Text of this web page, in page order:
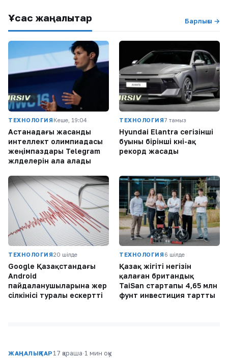
Ұқсас жаңалықтар Барлығы →
ТЕХНОЛОГИЯ Кеше, 19:04
Астанадағы жасанды
интеллект олимпиадасы
жеңімпаздары Telegram
жүлделерін ала алады
ТЕХНОЛОГИЯ7 тамыз
Hyundai Elantra сегізінші
буыны бірінші күні-ақ
рекорд жасады
ТЕХНОЛОГИЯ20 шілде
Google Қазақстандағы
Android
пайдаланушыларына жер
сілкінісі туралы ескертті
ТЕХНОЛОГИЯ 6 шілде
Қазақ жігіті негізін
қалаған британдық
TaiSan стартапы 4,65 млн
фунт инвестиция тартты
ЖАҢАЛЫҚТАР 17 қараша·1 мин оқу